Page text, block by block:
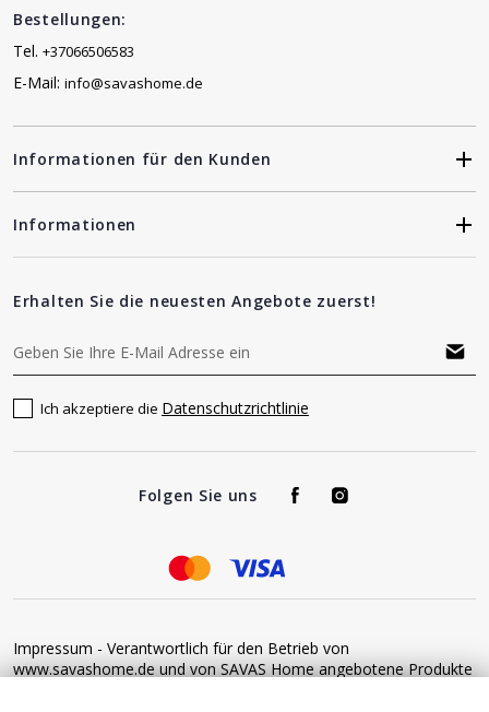
Bestellungen:
Tel. +37066506583
E-Mail: info@savashome.de
Informationen für den Kunden
Informationen
Erhalten Sie die neuesten Angebote zuerst!
Ich akzeptiere die Datenschutzrichtlinie
Folgen Sie uns
Impressum - Verantwortlich für den Betrieb von
www.savashome.de und von SAVAS Home angebotene Produkte